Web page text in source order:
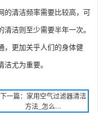
的清洁频率需要比较高，可
洁则至少需要半年一次。
，更加关乎人们的身体健
尤为重要。
下一篇：家用空气过滤器清洁
方法_怎么...